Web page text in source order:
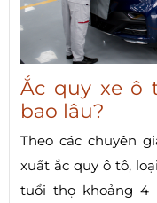
Ắc quy xe ô
bao lâu?
Theo các chuyên
xuất ắc quy ô tô,
tuổi thọ khoảng 4